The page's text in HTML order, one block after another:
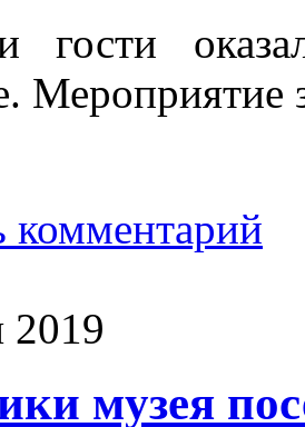
гости
Мероприятие
комментарий
2019
музея